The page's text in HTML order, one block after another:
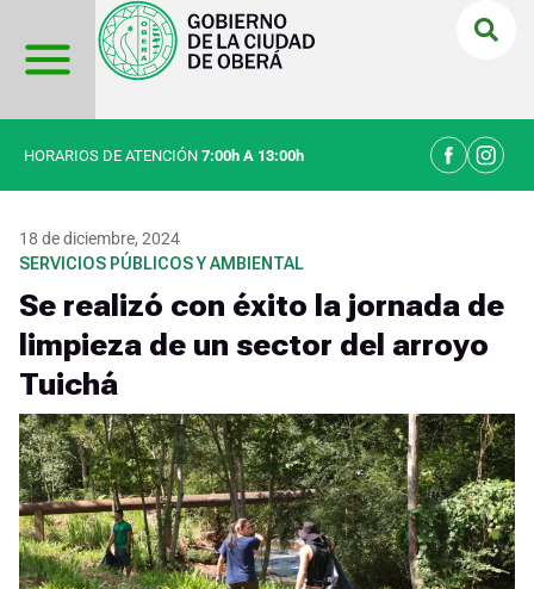
contenido
HORARIOS DE ATENCIÓN 7:00h A 13:00h
18 de diciembre, 2024
SERVICIOS PÚBLICOS Y AMBIENTAL
Se realizó con éxito la jornada de
limpieza de un sector del arroyo
Tuichá